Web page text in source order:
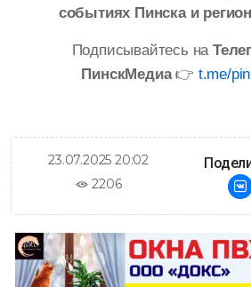
событиях Пинска и
Подписывайтесь на
ПинскМедиа👉 t.me/
23.07.2025 20:02
2206